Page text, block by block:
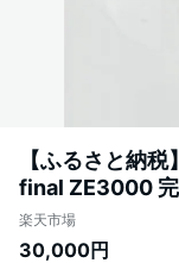
【ふるさと納
final ZE3000 完
神奈川県 川崎市
ナル イヤホン
楽天市場
30,000円